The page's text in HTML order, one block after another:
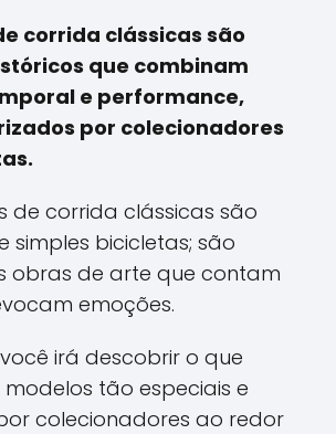
corrida clássicas são
que combinam
e performance,
por colecionadores
de corrida clássicas são
simples bicicletas; são
obras de arte que contam
emoções.
irá descobrir o que
modelos tão especiais e
colecionadores ao redor